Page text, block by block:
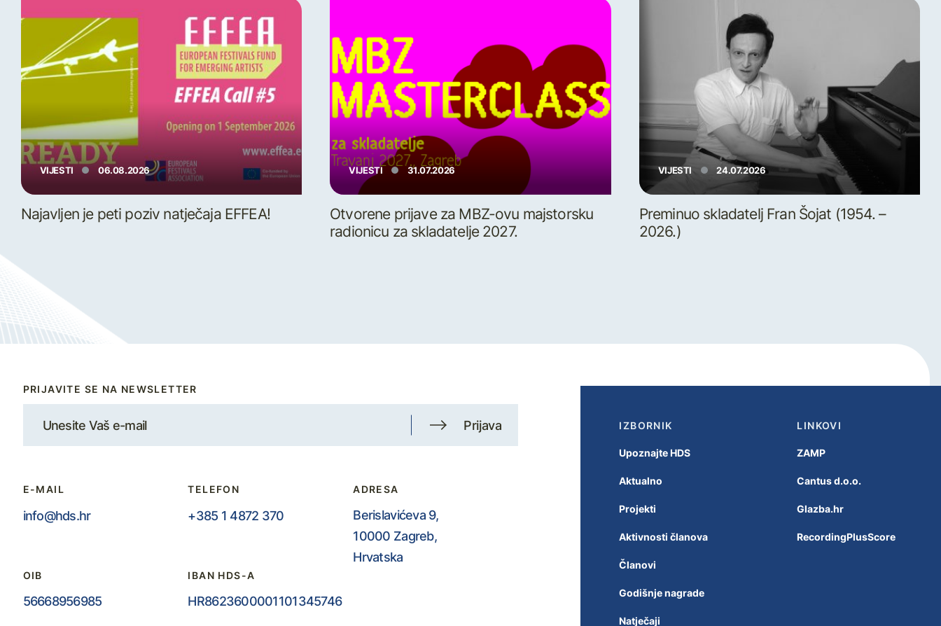
VIJESTI 06.08.2026
Najavljen je peti poziv natječaja EFFEA!
VIJESTI 31.07.2026
Otvorene prijave za MBZ-ovu majstorsku
radionicu za skladatelje 2027.
VIJESTI 24.07.2026
Preminuo skladatelj Fran Šojat (1954. –
2026.)
PRIJAVITE SE NA NEWSLETTER
Prijava
E-MAIL
info@hds.hr
TELEFON
+385 1 4872 370
ADRESA
Berislavićeva 9,
10000 Zagreb,
Hrvatska
OIB
56668956985
IBAN HDS-A
HR8623600001101345746
IZBORNIK
Upoznajte HDS
Aktualno
Projekti
Aktivnosti članova
Članovi
Godišnje nagrade
Natječaji
LINKOVI
ZAMP
Cantus d.o.o.
Glazba.hr
RecordingPlusScore